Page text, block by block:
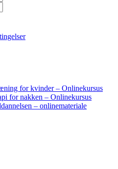
for kvinder – Onlinekursus
for nakken – Onlinekursus
– onlinemateriale